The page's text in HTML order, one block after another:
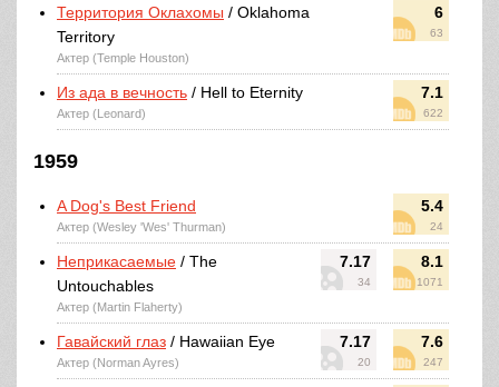
6
63
Территория Оклахомы / Oklahoma
Territory
Актер (Temple Houston)
7.1
622
Из ада в вечность / Hell to Eternity
Актер (Leonard)
1959
5.4
24
A Dog's Best Friend
Актер (Wesley 'Wes' Thurman)
7.17
34
8.1
1071
Неприкасаемые / The
Untouchables
Актер (Martin Flaherty)
7.17
20
7.6
247
Гавайский глаз / Hawaiian Eye
Актер (Norman Ayres)